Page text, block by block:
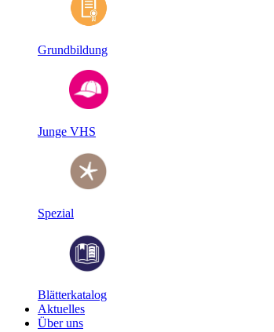
Grundbildung
Junge VHS
Spezial
Blätterkatalog
Aktuelles
Über uns